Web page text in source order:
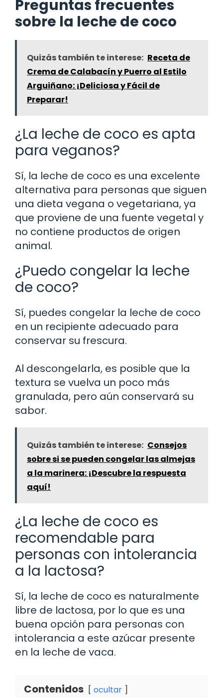
Preguntas frecuentes
sobre la leche de coco
Quizás también te interese: Receta de
Crema de Calabacín y Puerro al Estilo
Arguiñano: ¡Deliciosa y Fácil de
Preparar!
¿La leche de coco es apta
para veganos?
Sí, la leche de coco es una excelente
alternativa para personas que siguen
una dieta vegana o vegetariana, ya
que proviene de una fuente vegetal y
no contiene productos de origen
animal.
¿Puedo congelar la leche
de coco?
Sí, puedes congelar la leche de coco
en un recipiente adecuado para
conservar su frescura.
Al descongelarla, es posible que la
textura se vuelva un poco más
granulada, pero aún conservará su
sabor.
Quizás también te interese: Consejos
sobre si se pueden congelar las almejas
a la marinera: ¡Descubre la respuesta
aquí!
¿La leche de coco es
recomendable para
personas con intolerancia
a la lactosa?
Sí, la leche de coco es naturalmente
libre de lactosa, por lo que es una
buena opción para personas con
intolerancia a este azúcar presente
en la leche de vaca.
Contenidos ocultar